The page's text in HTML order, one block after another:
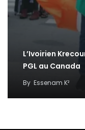
L’Ivoirien
PGL au Canada
By Essenam K²